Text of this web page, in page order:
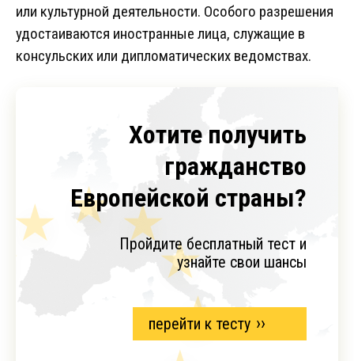
или культурной деятельности. Особого разрешения
удостаиваются иностранные лица, служащие в
консульских или дипломатических ведомствах.
Хотите получить
гражданство
Европейской страны?
Пройдите бесплатный тест и
узнайте свои шансы
перейти к тесту